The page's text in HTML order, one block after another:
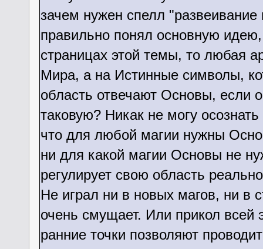
зачем нужен спелл
правильно понял основную
страницах этой темы, то любая
Мира, а на Истинные символы,
область отвечают Основы, если
таковую? Никак не могу
что для любой магии нужны
ни для какой магии Основы не
регулирует свою область
Не играл ни в новых магов, ни в
очень смущает. Или прикол всей
ранние точки позволяют